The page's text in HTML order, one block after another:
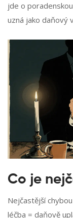
jde o
uzná jako daňový
Co je
Nejčastější
léčba = daňově